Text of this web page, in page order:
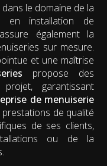
le domaine de la
en installation de
également la
sur mesure.
et une maîtrise
propose des
garantissant
de menuiserie
de qualité
de ses clients,
ou de la